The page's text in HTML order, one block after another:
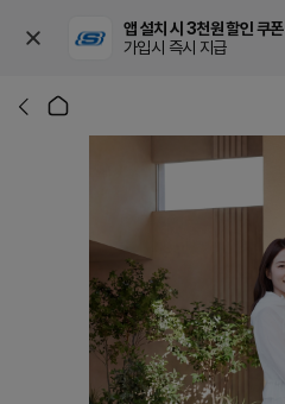
앱 설치 시 3천원 할인 쿠폰
가입시 즉시 지급